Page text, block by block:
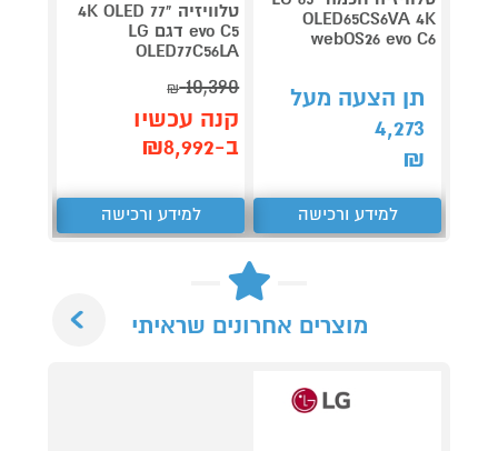
OLED65CS6VA 4K
webOS26 evo C6
תן הצעה מעל
4,273
₪
למידע ורכישה
טלוויזיה "77 4K OLED
evo C5 דגם LG
OLED77C56LA
10,390
₪
קנה עכשיו
ב-₪8,992
למידע ורכישה
מוצרים אחרונים שראיתי